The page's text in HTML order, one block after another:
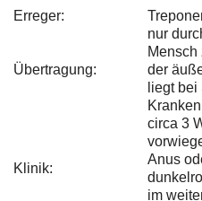
Erreger:
Übertragung:
nur
Mensch
der
liegt
Klinik:
circa 3
Anus
im